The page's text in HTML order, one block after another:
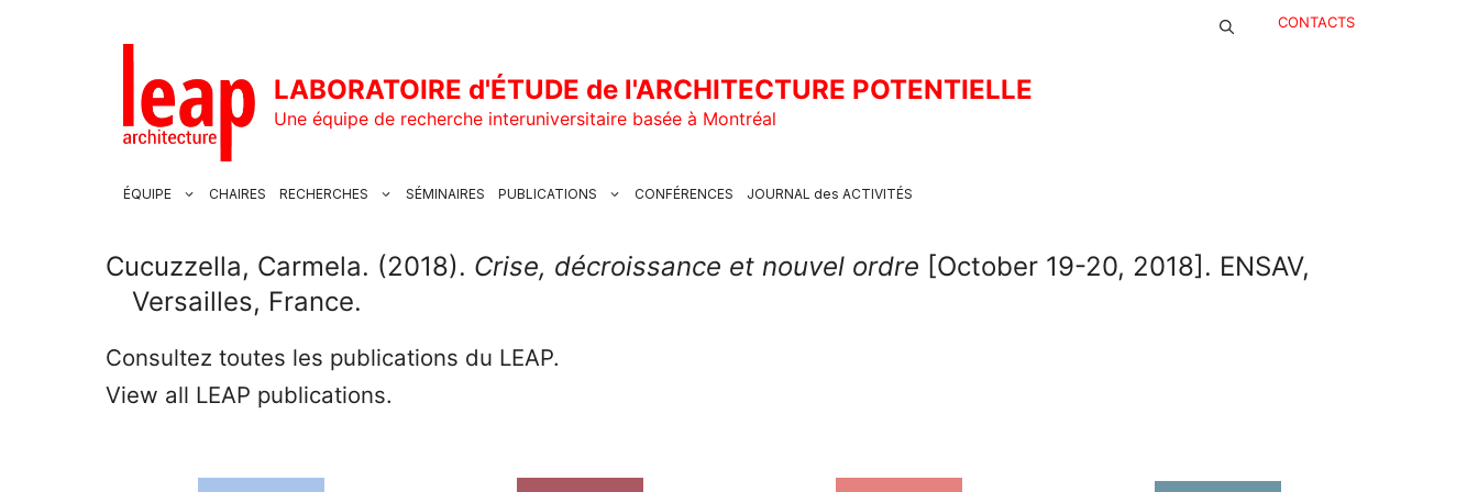
CONTACTS
LABORATOIRE d'ÉTUDE de l'ARCHITECTURE POTENTIELLE
Une équipe de recherche interuniversitaire basée à Montréal
ÉQUIPE CHAIRES RECHERCHES SÉMINAIRES PUBLICATIONS CONFÉRENCES JOURNAL des ACTIVITÉS
Cucuzzella, Carmela. (2018). Crise, décroissance et nouvel ordre [October 19-20, 2018]. ENSAV,
Versailles, France.
Consultez toutes les publications du LEAP.
View all LEAP publications.